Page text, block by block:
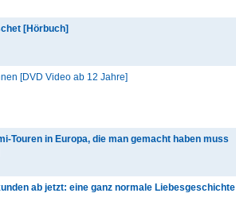
[Hörbuch]
[DVD Video ab 12 Jahre]
Touren in Europa, die man gemacht haben muss
ab jetzt: eine ganz normale Liebesgeschichte